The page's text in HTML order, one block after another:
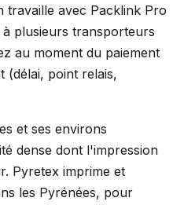
travaille avec Packlink Pro
plusieurs transporteurs
au moment du paiement
(délai, point relais,
et ses environs
dense dont l'impression
Pyretex imprime et
les Pyrénées, pour